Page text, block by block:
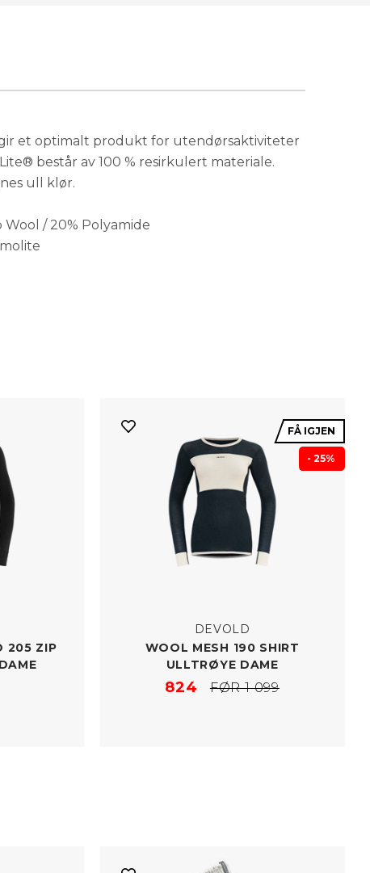
På lager
Få påminnelse
et optimalt produkt for utendørsaktiviteter
består av 100 % resirkulert materiale.
ull klør.
Wool / 20% Polyamide
205 ZIP
FÅ IGJEN
- 25%
DEVOLD
WOOL MESH 190 SHIRT
ULLTRØYE DAME
824 FØR 1 099